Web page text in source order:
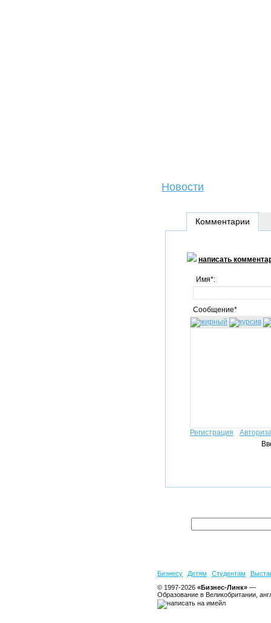
Новости
Комментарии
написать
Имя*:
Сообщение*
Регистрация
Бизнесу Детям Студентам
© 1997-2026 «Бизнес-Линк» —
Образование в Великобритании,